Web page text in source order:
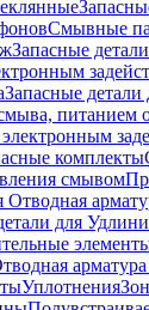
Смывные
Запасные
Запасные
питанием
комплекты
смывом
Отводная
для
Уплотнения